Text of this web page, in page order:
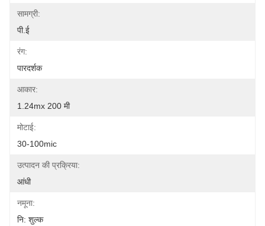
सामग्री:
पी.ई
रंग:
पारदर्शक
आकार:
1.24mx 200 मी
मोटाई:
30-100mic
उत्पादन की प्रक्रिया:
आंधी
नमूना:
नि: शुल्क